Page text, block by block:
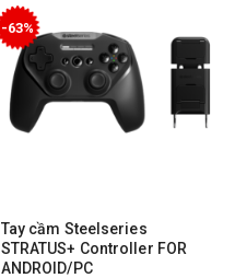
-63%
Tay cầm Steelseries
STRATUS+ Controller FOR
ANDROID/PC